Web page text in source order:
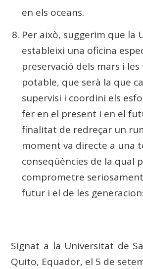
en els oceans.
Per això, suggerim que la
estableixi una oficina
preservació dels mars i les
potable, que serà la que
supervisi i coordini els
fer en el present i en el
finalitat de redreçar un
moment va directe a una
conseqüències de la qual
comprometre
futur i el de les
Signat a la Universitat de
Quito, Equador, el 5 de